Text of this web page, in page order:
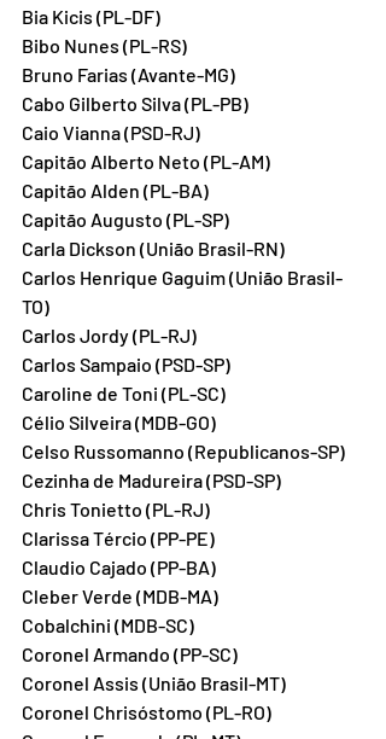
Bia Kicis (PL-DF)
Bibo Nunes (PL-RS)
Bruno Farias (Avante-MG)
Cabo Gilberto Silva (PL-PB)
Caio Vianna (PSD-RJ)
Capitão Alberto Neto (PL-AM)
Capitão Alden (PL-BA)
Capitão Augusto (PL-SP)
Carla Dickson (União Brasil-RN)
Carlos Henrique Gaguim (União Brasil-
TO)
Carlos Jordy (PL-RJ)
Carlos Sampaio (PSD-SP)
Caroline de Toni (PL-SC)
Célio Silveira (MDB-GO)
Celso Russomanno (Republicanos-SP)
Cezinha de Madureira (PSD-SP)
Chris Tonietto (PL-RJ)
Clarissa Tércio (PP-PE)
Claudio Cajado (PP-BA)
Cleber Verde (MDB-MA)
Cobalchini (MDB-SC)
Coronel Armando (PP-SC)
Coronel Assis (União Brasil-MT)
Coronel Chrisóstomo (PL-RO)